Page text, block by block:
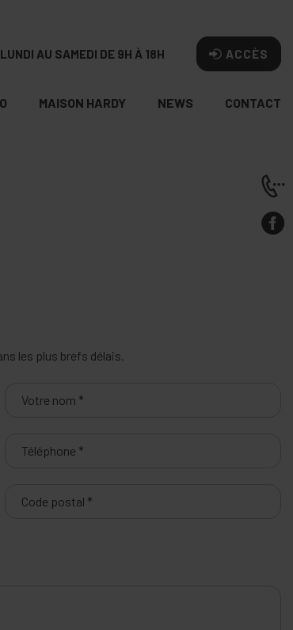
AU SAMEDI DE 9H À 18H ACCÈS
MAISON HARDY NEWS CONTACT
les plus brefs délais.